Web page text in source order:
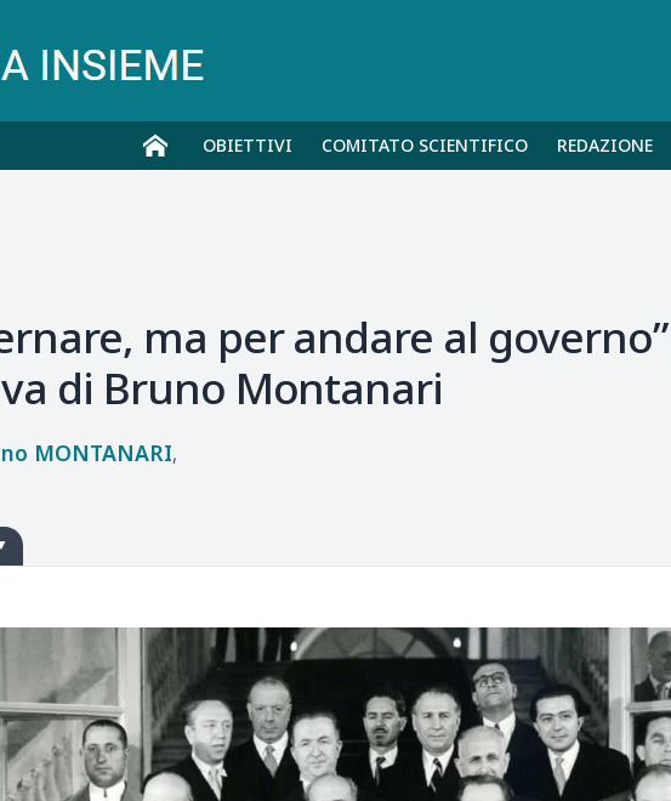
OBIETTIVI COMITATO SCIENTIFICO REDAZIONE
ma per andare al
di Bruno Montanari
MONTANARI